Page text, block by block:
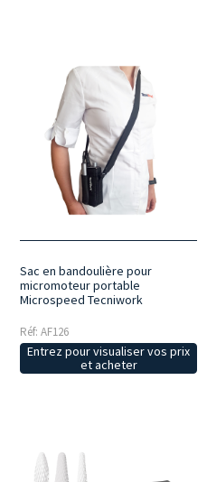
Sac en bandoulière pour
micromoteur portable
Microspeed Tecniwork
Réf: AF126
Entrez pour visualiser vos prix
et acheter